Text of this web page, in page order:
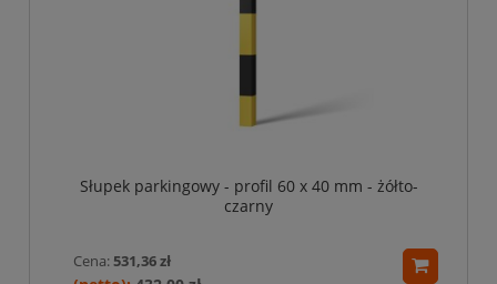
Słupek parkingowy - profil 60 x 40 mm - żółto-
czarny
Cena:531,36 zł